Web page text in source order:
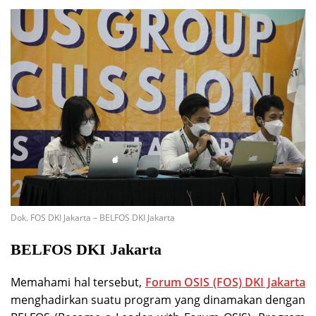
Dok. FOS DKI Jakarta – BELFOS DKI Jakarta
BELFOS DKI Jakarta
Memahami hal tersebut, Forum OSIS (FOS) DKI Jakarta
menghadirkan suatu program yang dinamakan dengan